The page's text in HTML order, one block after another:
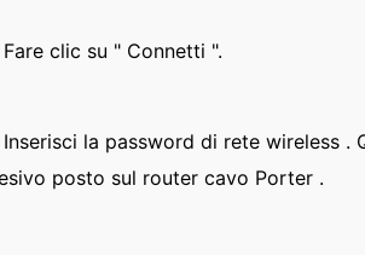
Fare clic su " Connetti ".
Inserisci la password di rete wireless .
posto sul router cavo Porter .